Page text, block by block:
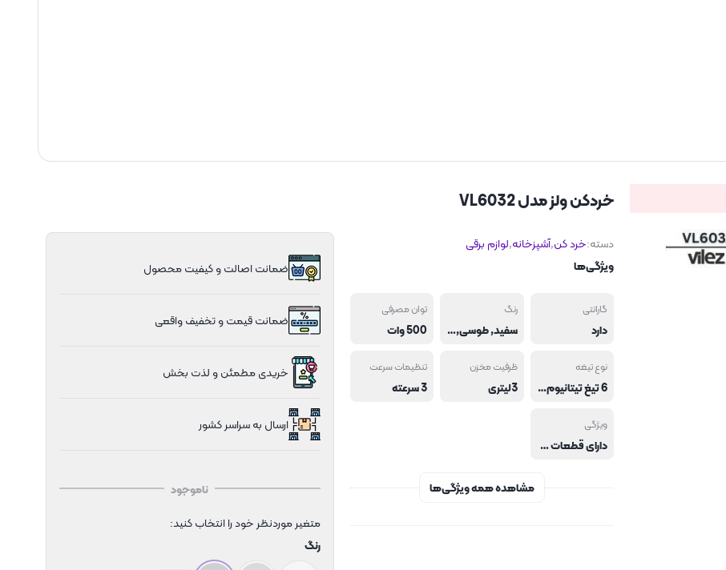
خردکن ولز مدل VL6032
دسته:خرد کن,آشپزخانه,لوازم برقی
ویژگی‌ها
گارانتی
دارد
رنگ
سفید,طوسی,مشکی
توان مصرفی
500 وات
نوع تیغه
6 تیغ تیتانیوم طلایی
ظرفیت مخزن
3لیتری
تنظیمات سرعت
3 سرعته
ویژگی
دارای قطعات جداشدنی دارای قابلیت حفاظت از گرم شدن بیش از حد موتور دارای میکرو سوئیچ خردکن انواع سبزیجات .مرغ . گوشت و…
مشاهده همه ویژگی‌ها
ضمانت اصالت و کیفیت محصول
ضمانت قیمت و تخفیف واقعی
خریدی مطمئن و لذت بخش
ارسال به سراسر کشور
ناموجود
متغیر موردنظر خود را انتخاب کنید:
رنگ